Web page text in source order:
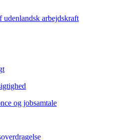
udenlandsk arbejdskraft
og jobsamtale